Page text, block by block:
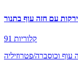
עם חזה עוף בתנור
91 קלוריות
עוף וכוסברה/פטרוזיליה